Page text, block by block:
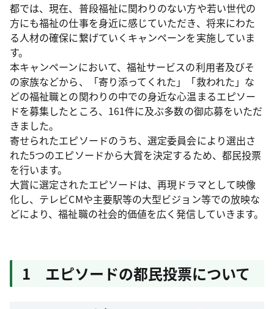
都では、現在、普段福祉に関わりのない方や若い世代の
方にも福祉の仕事を身近に感じていただき、将来にわた
る人材の確保に繋げていくキャンペーンを実施していま
す。
本キャンペーンにおいて、福祉サービスの利用者及びそ
の家族などから、「寄り添ってくれた」「救われた」な
どの福祉職との関わりの中での身近な心温まるエピソー
ドを募集したところ、161件に及ぶ多数の御応募をいただ
きました。
寄せられたエピソードのうち、選定委員会により選出さ
れた5つのエピソードから大賞を決定するため、都民投票
を行います。
大賞に選定されたエピソードは、再現ドラマとして映像
化し、テレビCMや主要駅等の大型ビジョン等での放映な
どにより、福祉職の社会的価値を広く発信していきます。
1 エピソードの都民投票について